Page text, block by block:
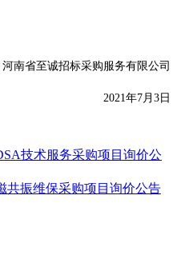
河南省至诚招标采购服务有限公司
2021年7月 3 日
技术服务采购项目询价公
共振维保采购项目询价公告